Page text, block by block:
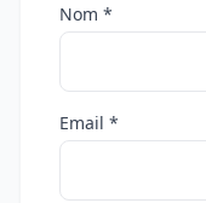
Nom *
Email *